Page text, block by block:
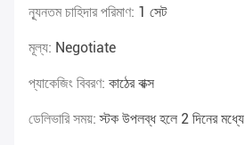
ন্যূনতম চাহিদার পরিমাণ: 1 সেট
মূল্য: Negotiate
প্যাকেজিং বিবরণ: কাঠের বাক্স
ডেলিভারি সময়:স্টক উপলব্ধ হলে 2 দিনের মধ্যে